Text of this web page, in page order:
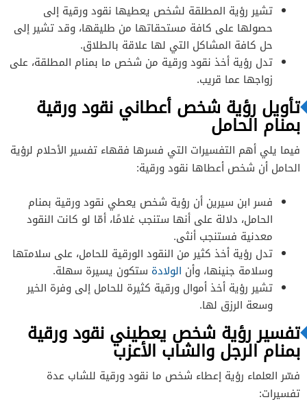
تشير رؤية المطلقة لشخص يعطيها نقود ورقية إلى
حصولها على كافة مستحقاتها من طليقها، وقد تشير إلى
حل كافة المشاكل التي لها علاقة بالطلاق.
تدل رؤية أخذ نقود ورقية من شخص ما بمنام المطلقة، على
زواجها عما قريب.
تأويل رؤية شخص أعطاني نقود ورقية
بمنام الحامل
فيما يلي أهم التفسيرات التي فسرها فقهاء تفسير الأحلام لرؤية
الحامل أن شخص أعطاها نقود ورقية:
فسر ابن سيرين أن رؤية شخص يعطي نقود ورقية بمنام
الحامل، دلالة على أنها ستنجب غلامًا، أمّا لو كانت النقود
معدنية فستنجب أنثى.
تدل رؤية أخذ كثير من النقود الورقية للحامل، على سلامتها
وسلامة جنينها، وأن الولادة ستكون يسيرة سهلة.
تشير رؤية أخذ أموال ورقية كثيرة للحامل إلى وفرة الخير
وسعة الرزق لها.
تفسير رؤية شخص يعطيني نقود ورقية
بمنام الرجل والشاب الأعزب
فسّر العلماء رؤية إعطاء شخص ما نقود ورقية للشاب عدة
تفسيرات: